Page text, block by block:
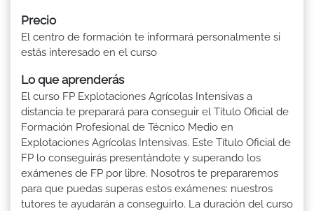
Precio
El centro de formación te informará personalmente si
estás interesado en el curso
Lo que aprenderás
El curso FP Explotaciones Agrícolas Intensivas a
distancia te preparará para conseguir el Título Oficial de
Formación Profesional de Técnico Medio en
Explotaciones Agrícolas Intensivas. Este Título Oficial de
FP lo conseguirás presentándote y superando los
exámenes de FP por libre. Nosotros te prepararemos
para que puedas superas estos exámenes: nuestros
tutores te ayudarán a conseguirlo. La duración del curso